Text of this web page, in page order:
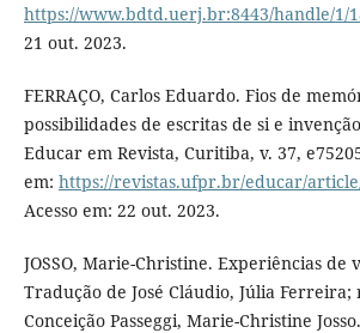
https://www.bdtd.uerj.br:8443/handle/1/
21 out. 2023.
FERRAÇO, Carlos Eduardo. Fios de
possibilidades de escritas de si e
Educar em Revista, Curitiba, v. 37,
em: https://revistas.ufpr.br/educar/
Acesso em: 22 out. 2023.
JOSSO, Marie-Christine. Experiências de
Tradução de José Cláudio, Júlia
Conceição Passeggi, Marie-Christine